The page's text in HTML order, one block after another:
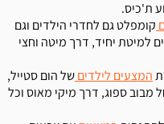
ת'כיס.
קומפלט גם לחדרי הילדים וגם
למיטת יחיד, דרך מיטה וחצי
המצעים לילדיםשל הום סטייל,
מבוב ספוג, דרך מיקי מאוס וכל